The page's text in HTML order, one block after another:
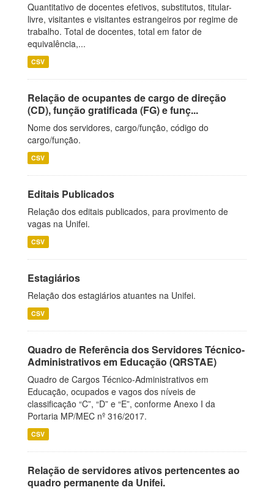
Quantitativo de docentes efetivos, substitutos, titular-
livre, visitantes e visitantes estrangeiros por regime de
trabalho. Total de docentes, total em fator de
equivalência,...
CSV
Relação de ocupantes de cargo de direção
(CD), função gratificada (FG) e funç...
Nome dos servidores, cargo/função, código do
cargo/função.
CSV
Editais Publicados
Relação dos editais publicados, para provimento de
vagas na Unifei.
CSV
Estagiários
Relação dos estagiários atuantes na Unifei.
CSV
Quadro de Referência dos Servidores Técnico-
Administrativos em Educação (QRSTAE)
Quadro de Cargos Técnico-Administrativos em
Educação, ocupados e vagos dos níveis de
classificação “C”, “D” e “E”, conforme Anexo I da
Portaria MP/MEC nº 316/2017.
CSV
Relação de servidores ativos pertencentes ao
quadro permanente da Unifei.